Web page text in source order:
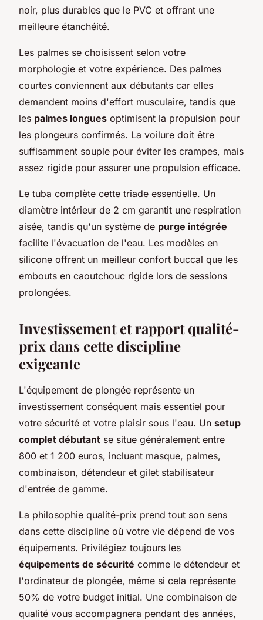
noir, plus durables que le PVC et offrant une
meilleure étanchéité.
Les palmes se choisissent selon votre
morphologie et votre expérience. Des palmes
courtes conviennent aux débutants car elles
demandent moins d'effort musculaire, tandis que
les palmes longues optimisent la propulsion pour
les plongeurs confirmés. La voilure doit être
suffisamment souple pour éviter les crampes, mais
assez rigide pour assurer une propulsion efficace.
Le tuba complète cette triade essentielle. Un
diamètre intérieur de 2 cm garantit une respiration
aisée, tandis qu'un système de purge intégrée
facilite l'évacuation de l'eau. Les modèles en
silicone offrent un meilleur confort buccal que les
embouts en caoutchouc rigide lors de sessions
prolongées.
Investissement et rapport qualité-
prix dans cette discipline
exigeante
L'équipement de plongée représente un
investissement conséquent mais essentiel pour
votre sécurité et votre plaisir sous l'eau. Un setup
complet débutant se situe généralement entre
800 et 1 200 euros, incluant masque, palmes,
combinaison, détendeur et gilet stabilisateur
d'entrée de gamme.
La philosophie qualité-prix prend tout son sens
dans cette discipline où votre vie dépend de vos
équipements. Privilégiez toujours les
équipements de sécurité comme le détendeur et
l'ordinateur de plongée, même si cela représente
50% de votre budget initial. Une combinaison de
qualité vous accompagnera pendant des années,